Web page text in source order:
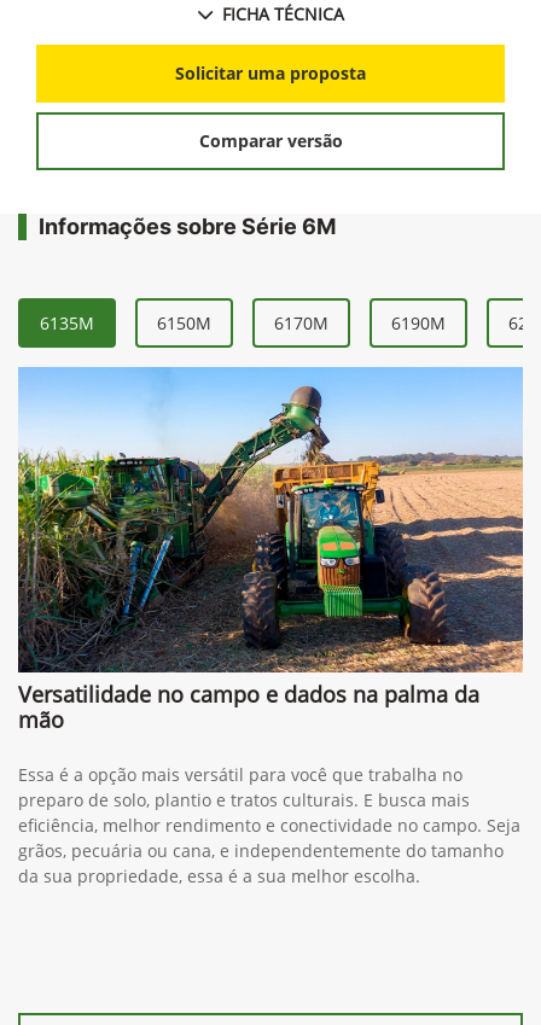
FICHA TÉCNICA
Solicitar uma proposta
Comparar versão
Informações sobre Série 6M
6135M 6150M 6170M 6190M
Versatilidade no campo e dados na palma da
mão
Essa é a opção mais versátil para você que trabalha no
preparo de solo, plantio e tratos culturais. E busca mais
eficiência, melhor rendimento e conectividade no campo. Seja
grãos, pecuária ou cana, e independentemente do tamanho
da sua propriedade, essa é a sua melhor escolha.